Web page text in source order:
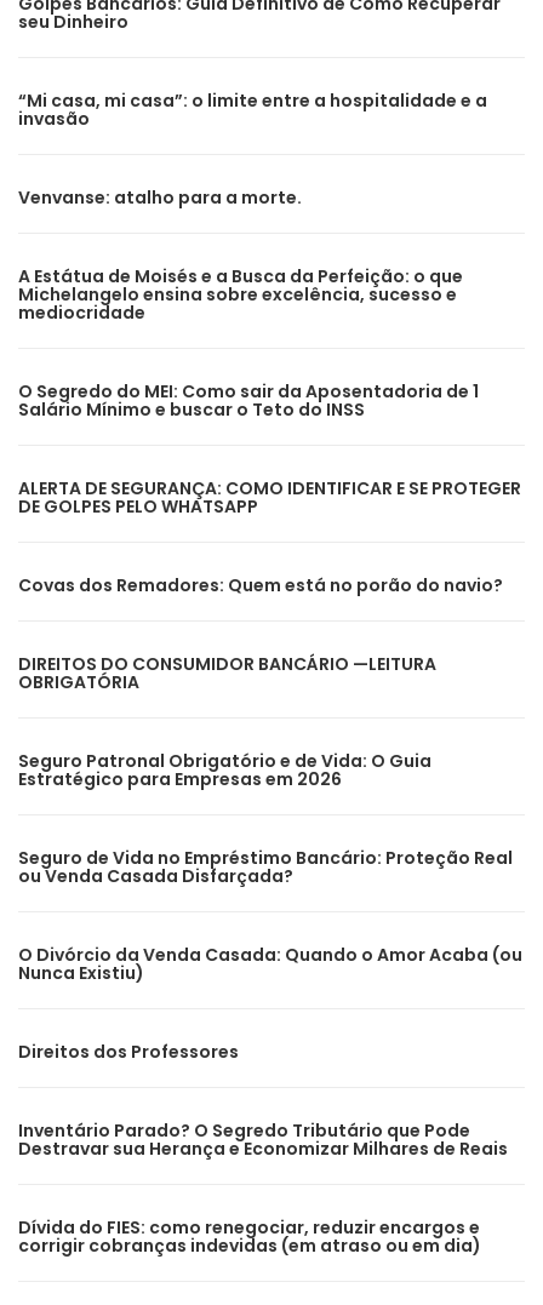
seu Dinheiro
“Mi casa, mi casa”: o limite entre a hospitalidade e a
invasão
Venvanse: atalho para a morte.
A Estátua de Moisés e a Busca da Perfeição: o que
Michelangelo ensina sobre excelência, sucesso e
mediocridade
O Segredo do MEI: Como sair da Aposentadoria de 1
Salário Mínimo e buscar o Teto do INSS
ALERTA DE SEGURANÇA: COMO IDENTIFICAR E SE PROTEGER
DE GOLPES PELO WHATSAPP
Covas dos Remadores: Quem está no porão do navio?
DIREITOS DO CONSUMIDOR BANCÁRIO —LEITURA
OBRIGATÓRIA
Seguro Patronal Obrigatório e de Vida: O Guia
Estratégico para Empresas em 2026
Seguro de Vida no Empréstimo Bancário: Proteção Real
ou Venda Casada Disfarçada?
O Divórcio da Venda Casada: Quando o Amor Acaba (ou
Nunca Existiu)
Direitos dos Professores
Inventário Parado? O Segredo Tributário que Pode
Destravar sua Herança e Economizar Milhares de Reais
Dívida do FIES: como renegociar, reduzir encargos e
corrigir cobranças indevidas (em atraso ou em dia)